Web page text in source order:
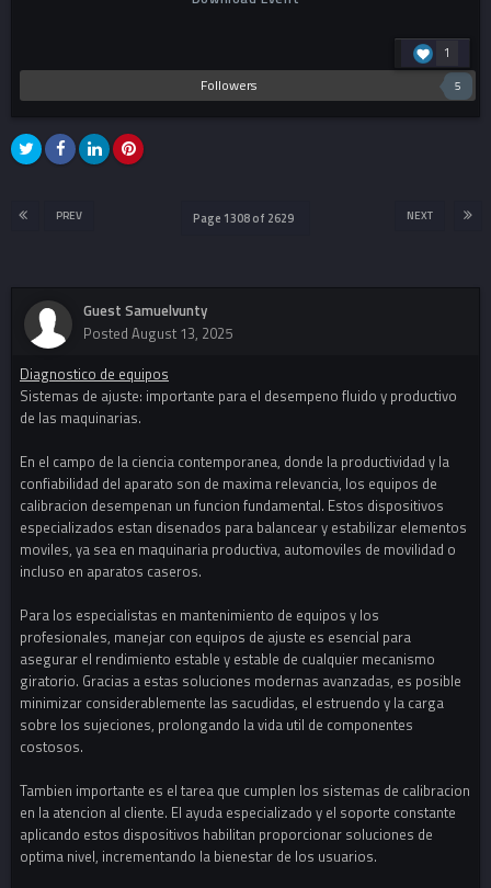
1
Followers 5
PREV NEXT
Page 1308 of 2629
Guest Samuelvunty
Posted August 13, 2025
Diagnostico de equipos
Sistemas de ajuste: importante para el desempeno fluido y productivo
de las maquinarias.
En el campo de la ciencia contemporanea, donde la productividad y la
confiabilidad del aparato son de maxima relevancia, los equipos de
calibracion desempenan un funcion fundamental. Estos dispositivos
especializados estan disenados para balancear y estabilizar elementos
moviles, ya sea en maquinaria productiva, automoviles de movilidad o
incluso en aparatos caseros.
Para los especialistas en mantenimiento de equipos y los
profesionales, manejar con equipos de ajuste es esencial para
asegurar el rendimiento estable y estable de cualquier mecanismo
giratorio. Gracias a estas soluciones modernas avanzadas, es posible
minimizar considerablemente las sacudidas, el estruendo y la carga
sobre los sujeciones, prolongando la vida util de componentes
costosos.
Tambien importante es el tarea que cumplen los sistemas de calibracion
en la atencion al cliente. El ayuda especializado y el soporte constante
aplicando estos dispositivos habilitan proporcionar soluciones de
optima nivel, incrementando la bienestar de los usuarios.